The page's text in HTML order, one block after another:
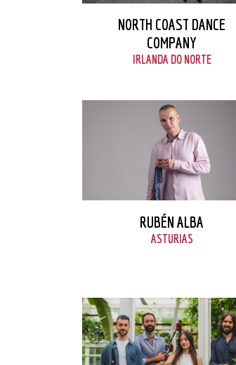
NORTH COAST DANCE
COMPANY
IRLANDA DO NORTE
VER FICHA
RUBÉN ALBA
ASTURIAS
VER FICHA